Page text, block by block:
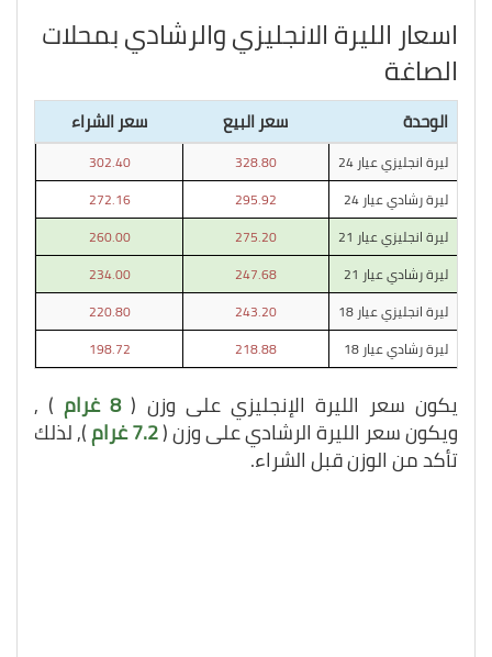
اسعار الليرة الانجليزي والرشادي بمحلات
الصاغة
الوحدة سعر البيع سعر الشراء
ليرة انجليزي عيار 24 328.80
302.40
ليرة رشادي عيار 24
295.92
272.16
ليرة انجليزي عيار 21
275.20
260.00
ليرة رشادي عيار 21
247.68
234.00
ليرة انجليزي عيار 18
243.20
220.80
ليرة رشادي عيار 18
218.88
198.72
يكون سعر الليرة الإنجليزي على وزن (8 غرام ) ,
ويكون سعر الليرة الرشادي على وزن (7.2 غرام ), لذلك
تأكد من الوزن قبل الشراء.